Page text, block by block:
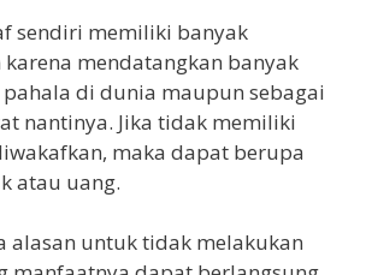
sendiri memiliki banyak
mendatangkan banyak
di dunia maupun sebagai
nantinya. Jika tidak memiliki
maka dapat berupa
atau uang.
alasan untuk tidak melakukan